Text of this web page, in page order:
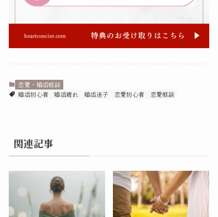
恋愛・婚活相談
婚活初心者
婚活疲れ 婚活迷子 恋愛初心者 恋愛相談
関連記事